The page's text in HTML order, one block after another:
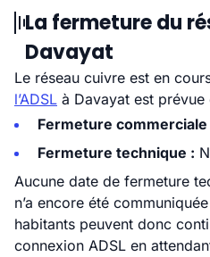
La fermeture du
Davayat
Le réseau cuivre est en
l’ADSL à Davayat est prévue
Fermeture commerciale
Fermeture technique :
Aucune date de fermeture
n’a encore été
habitants peuvent donc
connexion ADSL en